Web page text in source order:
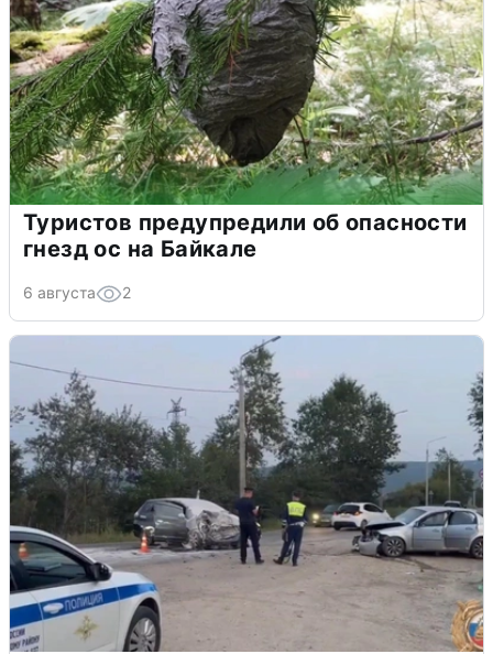
Туристов предупредили об опасности
гнезд ос на Байкале
6 августа 2